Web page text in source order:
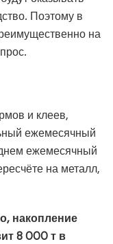
Поэтому в
на
и клеев,
ежемесячный
ежемесячный
на металл,
накопление
8 000 т в